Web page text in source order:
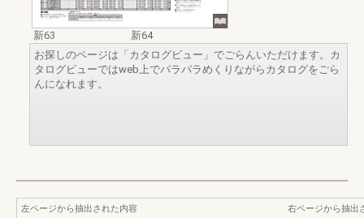
新63
新64
お探しのページは「カタログビュー」でごらんいただけます。カ
タログビューではweb上でパラパラめくりながらカタログをごら
んになれます。
左ページから抽出された内容
右ページから抽出